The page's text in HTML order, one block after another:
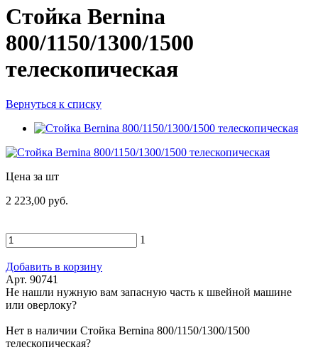
Стойка Bernina
800/1150/1300/1500
телескопическая
Вернуться к списку
Цена за шт
2 223,00 руб.
1
Добавить в корзину
Арт. 90741
Не нашли нужную вам запасную часть к швейной машине
или оверлоку?
Нет в наличии Стойка Bernina 800/1150/1300/1500
телескопическая?